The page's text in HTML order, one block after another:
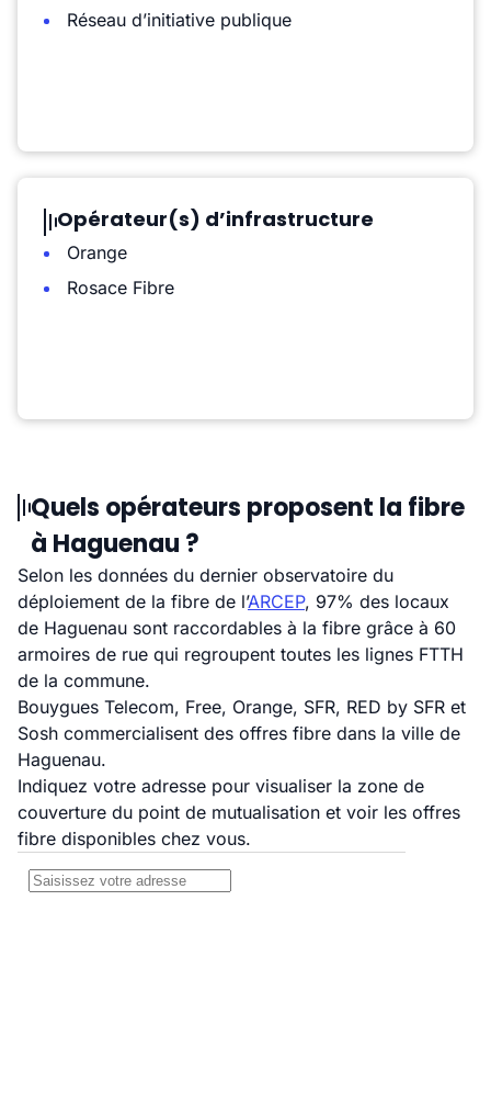
Réseau d’initiative publique
Opérateur(s) d’infrastructure
Orange
Rosace Fibre
Quels opérateurs proposent la fibre
à Haguenau ?
Selon les données du dernier observatoire du
déploiement de la fibre de l’ARCEP, 97% des locaux
de Haguenau sont raccordables à la fibre grâce à 60
armoires de rue qui regroupent toutes les lignes FTTH
de la commune.
Bouygues Telecom, Free, Orange, SFR, RED by SFR et
Sosh commercialisent des offres fibre dans la ville de
Haguenau.
Indiquez votre adresse pour visualiser la zone de
couverture du point de mutualisation et voir les offres
fibre disponibles chez vous.